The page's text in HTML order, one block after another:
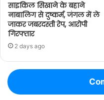
साइकिल सिखाने के बहाने
नाबालिग से दुष्कर्म, जंगल में ले
जाकर जबरदस्ती रेप, आरोपी
गिरफ्तार
2 days ago